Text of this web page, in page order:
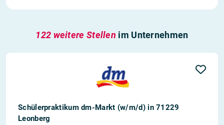
122 weitere Stellen im Unternehmen
Schülerpraktikum dm-Markt (w/m/d) in 71229
Leonberg